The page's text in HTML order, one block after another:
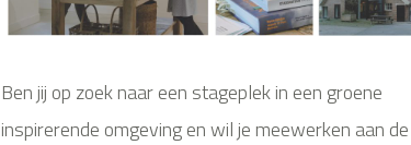
Ben jij op zoek naar een stageplek in een groene
inspirerende omgeving en wil je meewerken aan de